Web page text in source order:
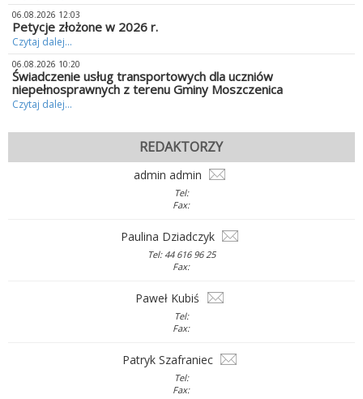
06.08.2026 12:03
Petycje złożone w 2026 r.
Czytaj dalej...
06.08.2026 10:20
Świadczenie usług transportowych dla uczniów
niepełnosprawnych z terenu Gminy Moszczenica
Czytaj dalej...
REDAKTORZY
admin admin
Tel:
Fax:
Paulina Dziadczyk
Tel: 44 616 96 25
Fax:
Paweł Kubiś
Tel:
Fax:
Patryk Szafraniec
Tel:
Fax: